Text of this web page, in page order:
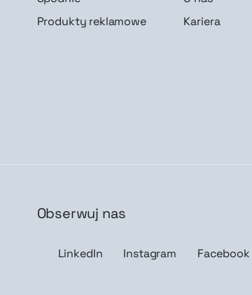
Produkty reklamowe
Kariera
Zapisz mnie
Obserwuj nas
LinkedIn Instagram Facebook